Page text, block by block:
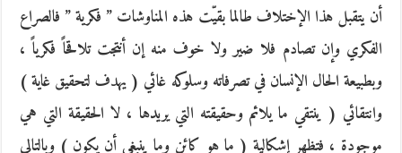
أن يتقبل هذا الإختلاف طالما بقيّت هذه المناوشات ” فكرية ” فالصراع
الفكري وإن تصادم فلا ضير ولا خوف منه إن أنتجت تلاقحاً فكرياً ،
وبطبيعة الحال الإنسان في تصرفاته وسلوكه غائي ( يهدف لتحقيق غاية )
وانتقائي ( ينتقي ما يلائم وحقيقته التي يريدها ، لا الحقيقة التي هي
موجودة ، فتظهر إشكالية ( ما هو كائن وما ينبغي أن يكون ) وبالتالي